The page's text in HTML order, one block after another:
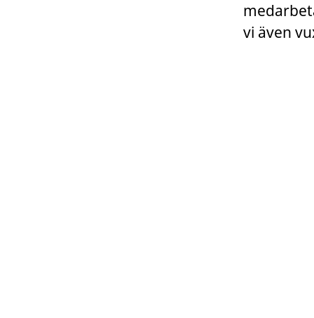
vi även